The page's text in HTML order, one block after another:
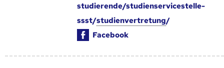
studierende/studienservicestelle-
ssst/studienvertretung/
Facebook